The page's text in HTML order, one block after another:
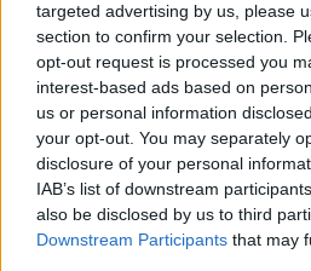
targeted advertising by us, please
section to confirm your selection.
opt-out request is processed you
interest-based ads based on
us or personal information
your opt-out. You may separately
disclosure of your personal
IAB’s list of downstream
also be disclosed by us to third
Downstream Participants that may
ΔΕΙΤΕ ΕΠΙΣΗΣ
ΣΤΗΝ ΙΔΙΑ
Γιώργος
Αντωνά: